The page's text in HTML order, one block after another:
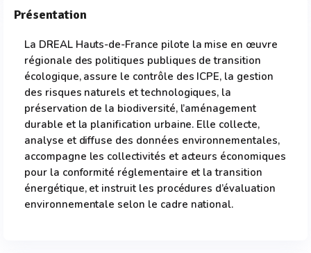
Présentation
La DREAL Hauts-de-France pilote la mise en œuvre
régionale des politiques publiques de transition
écologique, assure le contrôle des ICPE, la gestion
des risques naturels et technologiques, la
préservation de la biodiversité, l’aménagement
durable et la planification urbaine. Elle collecte,
analyse et diffuse des données environnementales,
accompagne les collectivités et acteurs économiques
pour la conformité réglementaire et la transition
énergétique, et instruit les procédures d’évaluation
environnementale selon le cadre national.